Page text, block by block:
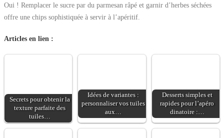
Oui ! Remplacer le sucre par du parmesan râpé et garnir d’herbes séchées
offre une chips sophistiquée à servir à l’apéritif.
Articles en lien :
Secrets pour obtenir la
texture parfaite des
tuiles…
Idées de variantes :
personnaliser vos tuiles
aux…
Desserts simples et
rapides pour l’apéro
dinatoire :…